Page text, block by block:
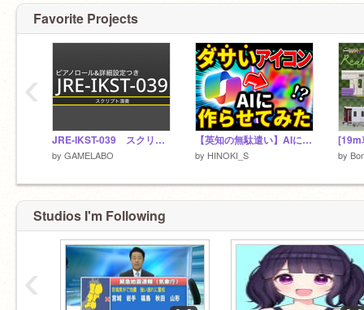
Favorite Projects
JRE-IKST-039 スクリプト演奏 (ピアノロール&詳細設定付き)
by GAMELABO
【英知の無駄遣い】AIにダサいアイコンを作らせた
by HINOKI_S by
‹
Studios I'm Following
‹